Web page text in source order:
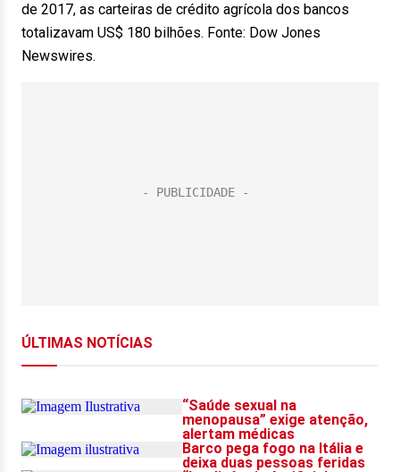
de 2017, as carteiras de crédito agrícola dos bancos
totalizavam US$ 180 bilhões. Fonte: Dow Jones
Newswires.